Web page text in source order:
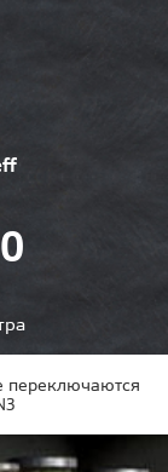
переключаются